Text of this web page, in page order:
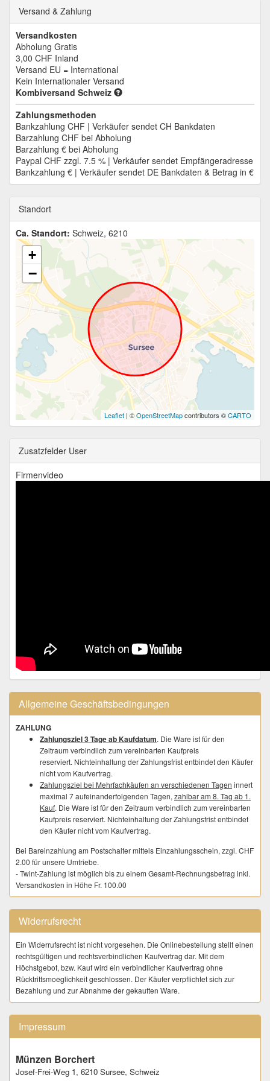
Versand & Zahlung
Versandkosten
Abholung Gratis
3,00 CHF Inland
Versand EU = International
Kein Internationaler Versand
Kombiversand Schweiz
Zahlungsmethoden
Bankzahlung CHF | Verkäufer sendet CH Bankdaten
Barzahlung CHF bei Abholung
Barzahlung € bei Abholung
Paypal CHF zzgl. 7.5 % | Verkäufer sendet Empfängeradresse
Bankzahlung € | Verkäufer sendet DE Bankdaten & Betrag in €
Standort
Ca. Standort: Schweiz, 6210
+
−
Leaflet | ©OpenStreetMapcontributors ©CARTO
Zusatzfelder User
Firmenvideo
Allgemeine Geschäftsbedingungen
ZAHLUNG
Zahlungsziel 3 Tage ab Kaufdatum. Die Ware ist für den
Zeitraum verbindlich zum vereinbarten Kaufpreis
reserviert. Nichteinhaltung der Zahlungsfrist entbindet den Käufer
nicht vom Kaufvertrag.
Zahlungsziel bei Mehrfachkäufen an verschiedenen Tagen innert
maximal 7 aufeinanderfolgenden Tagen, zahlbar am 8. Tag ab 1.
Kauf. Die Ware ist für den Zeitraum verbindlich zum vereinbarten
Kaufpreis reserviert. Nichteinhaltung der Zahlungsfrist entbindet
den Käufer nicht vom Kaufvertrag.
Bei Bareinzahlung am Postschalter mittels Einzahlungsschein, zzgl. CHF
2.00 für unsere Umtriebe.
- Twint-Zahlung ist möglich bis zu einem Gesamt-Rechnungsbetrag inkl.
Versandkosten in Höhe Fr. 100.00
ABNAHME
Ware wird nach der Bezahlung nicht bei uns eingelagert oder
zwischengelagert. Die Kundschaft trägt dafür Sorge unmittelbar nach
dem Kauf eine verbindliche Versandadresse zur Verfügung zu stellen.
LIEFERUNG
Der Versand erfolgt nach vollständigem Zahlungseingang die vom
Käufer auf numisauktion.ch hinterlegte Adresse. Eine abweichende
Bezahlen - Käufer möchte bezahlen) mitzuteilen.
- Der Versand an My Post 24 - Stationen, sowie "Postlagernd" wird
Versand ins Ausland erfolgt nur sofern explizit angeboten, bis max. CHF
99.00 Warenwert pro Sendung.
Widerrufsrecht
Ein Widerrufsrecht ist nicht vorgesehen. Die Onlinebestellung stellt einen
rechtsgültigen und rechtsverbindlichen Kaufvertrag dar. Mit dem
Höchstgebot, bzw. Kauf wird ein verbindlicher Kaufvertrag ohne
Rücktrittsmoeglichkeit geschlossen. Der Käufer verpflichtet sich zur
Bezahlung und zur Abnahme der gekauften Ware.
Impressum
Münzen Borchert
Josef-Frei-Weg 1, 6210 Sursee, Schweiz